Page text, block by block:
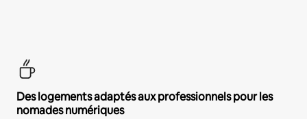
Des logements adaptés aux professionnels pour les
nomades numériques